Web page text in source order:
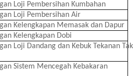
Loji Pembersihan Kumbahan
Loji Pembersihan Air
Kelengkapan Memasak dan Dapur
Kelengkapan Dobi
Loji Dandang dan Kebuk Tekanan Tak
Sistem Mencegah Kebakaran